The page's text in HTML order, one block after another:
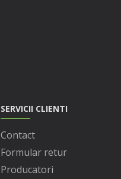
SERVICII CLIENTI
Contact
Formular retur
Producatori